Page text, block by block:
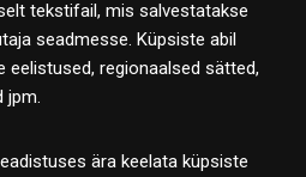
tekstifail, mis salvestatakse
seadmesse. Küpsiste abil
eelistused, regionaalsed sätted,
jpm.
ära keelata küpsiste